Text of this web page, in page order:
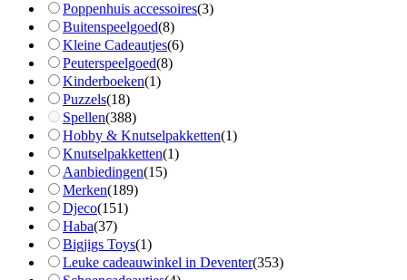
Poppenhuis accessoires(3)
Buitenspeelgoed(8)
Kleine Cadeautjes(6)
Peuterspeelgoed(8)
Kinderboeken(1)
Puzzels(18)
Spellen(388)
Hobby & Knutselpakketten(1)
Knutselpakketten(1)
Aanbiedingen(15)
Merken(189)
Djeco(151)
Haba(37)
Bigjigs Toys(1)
Leuke cadeauwinkel in Deventer(353)